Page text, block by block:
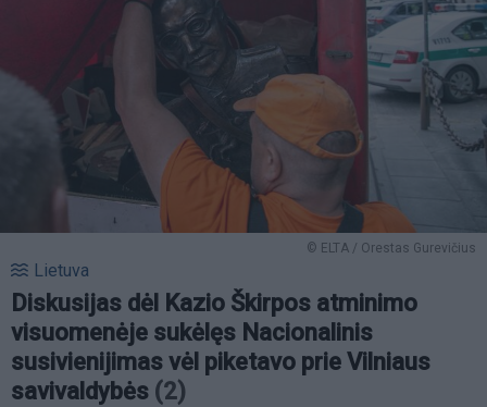
© ELTA / Orestas Gurevičius
Lietuva
Diskusijas dėl Kazio Škirpos atminimo
visuomenėje sukėlęs Nacionalinis
susivienijimas vėl piketavo prie Vilniaus
savivaldybės (2)